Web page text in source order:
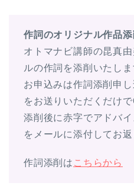
作詞のオリジナル作品
オトマナビ講師の昆真
ルの作詞を添削いたしま
お申込みは作詞添削申
をお送りいただくだけで
添削後に赤字でアドバ
をメールに添付してお返
作詞添削は こちらから